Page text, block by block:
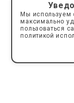
© 2019—2026
Сайт носит
Мы используем
максимально
пользоваться
политикой